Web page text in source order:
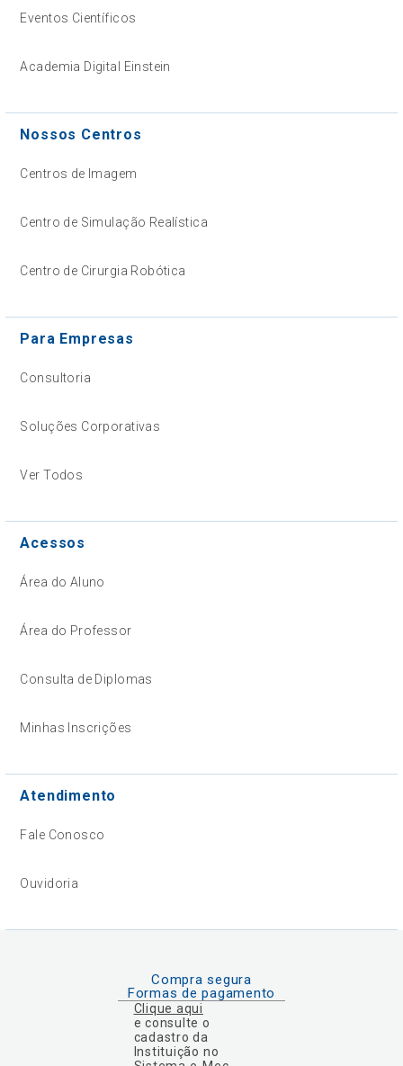
Eventos Científicos
Academia Digital Einstein
Nossos Centros
Centros de Imagem
Centro de Simulação Realística
Centro de Cirurgia Robótica
Para Empresas
Consultoria
Soluções Corporativas
Ver Todos
Acessos
Área do Aluno
Área do Professor
Consulta de Diplomas
Minhas Inscrições
Atendimento
Fale Conosco
Ouvidoria
Compra segura
Formas de pagamento
Clique aqui
e consulte o
cadastro da
Instituição no